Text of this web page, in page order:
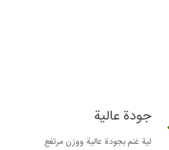
جودة عالية
لية غنم بجودة عالية ووزن مرتفع